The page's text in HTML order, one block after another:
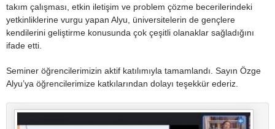
takım çalışması, etkin iletişim ve problem çözme becerilerindeki
yetkinliklerine vurgu yapan Alyu, üniversitelerin de gençlere
kendilerini geliştirme konusunda çok çeşitli olanaklar sağladığını
ifade etti.
Seminer öğrencilerimizin aktif katılımıyla tamamlandı. Sayın Özge
Alyu’ya öğrencilerimize katkılarından dolayı teşekkür ederiz.